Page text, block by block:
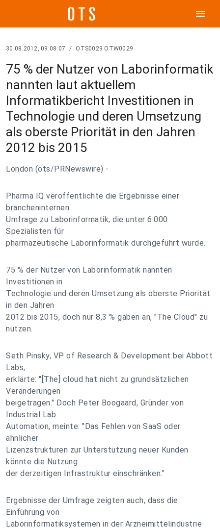
menu
30.08.2012, 09:08:07 / OTS0029 OTW0029
75 % der Nutzer von Laborinformatik
nannten laut aktuellem
Informatikbericht Investitionen in
Technologie und deren Umsetzung
als oberste Priorität in den Jahren
2012 bis 2015
London (ots/PRNewswire) -
Pharma IQ veröffentlichte die Ergebnisse einer
brancheninternen
Umfrage zu Laborinformatik, die unter 6.000
Spezialisten für
pharmazeutische Laborinformatik durchgeführt wurde.
75 % der Nutzer von Laborinformatik nannten
Investitionen in
Technologie und deren Umsetzung als oberste Priorität
in den Jahren
2012 bis 2015, doch nur 8,3 % gaben an, "The Cloud" zu
nutzen.
Seth Pinsky, VP of Research & Development bei Abbott
Labs,
erklärte: "[The] cloud hat nicht zu grundsätzlichen
Veränderungen
beigetragen." Doch Peter Boogaard, Gründer von
Industrial Lab
Automation, meinte: "Das Fehlen von SaaS oder
ähnlicher
Lizenzstrukturen zur Unterstützung neuer Kunden
könnte die Nutzung
der derzeitigen Infrastruktur einschränken."
Ergebnisse der Umfrage zeigten auch, dass die
Einführung von
Laborinformatiksystemen in der Arzneimittelindustrie